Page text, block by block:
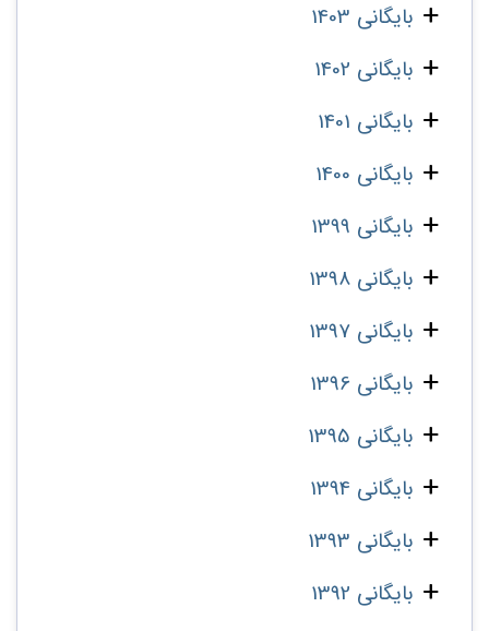
بایگانی 1403
بایگانی 1402
بایگانی 1401
بایگانی 1400
بایگانی 1399
بایگانی 1398
بایگانی 1397
بایگانی 1396
بایگانی 1395
بایگانی 1394
بایگانی 1393
بایگانی 1392